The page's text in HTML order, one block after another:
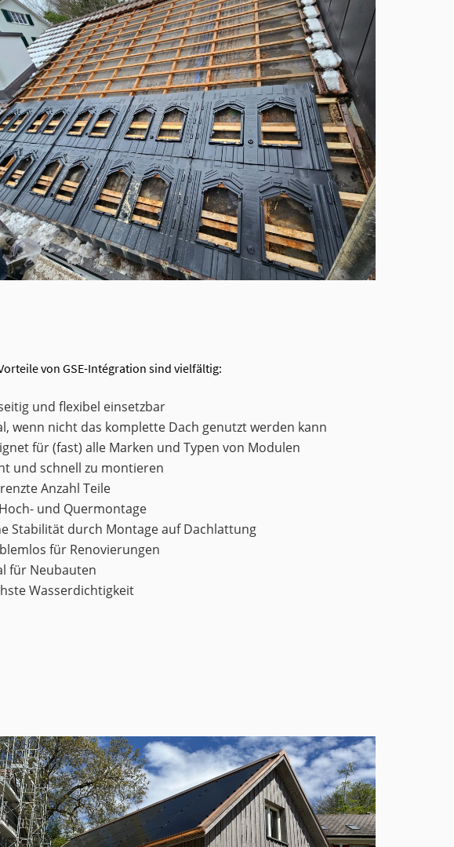
von GSE-Intégration sind vielfältig:
und flexibel einsetzbar
wenn nicht das komplette Dach genutzt werden kann
für (fast) alle Marken und Typen von Modulen
und schnell zu montieren
Anzahl Teile
und Quermontage
Stabilität durch Montage auf Dachlattung
für Renovierungen
für Neubauten
Wasserdichtigkeit